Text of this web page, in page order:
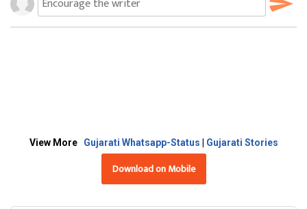
View More Gujarati Whatsapp-Status | Gujarati Stories
Download on Mobile